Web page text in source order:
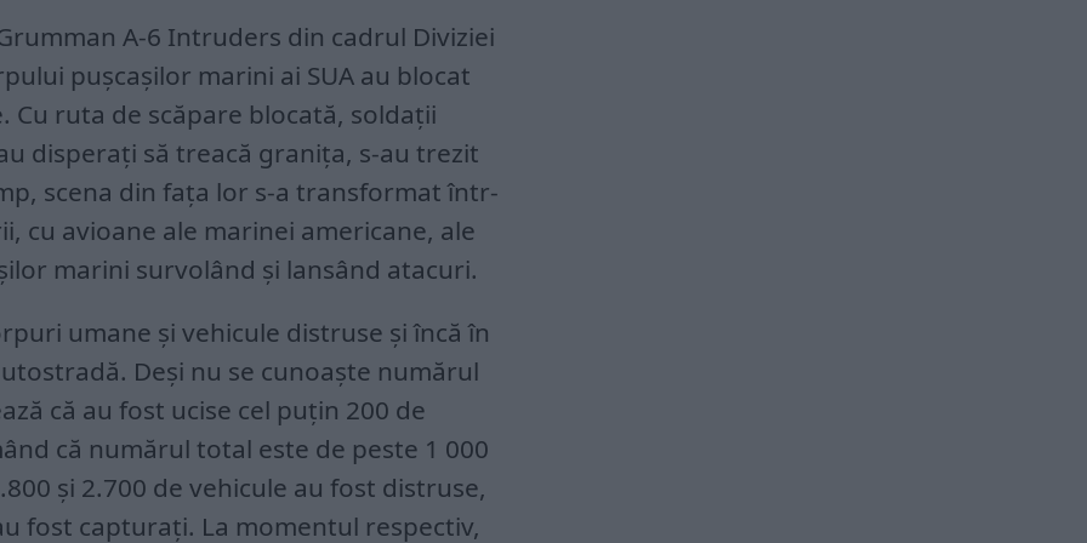
A-6 Intruders din cadrul Diviziei
pușcașilor marini ai SUA au blocat
Cu ruta de scăpare blocată, soldații
disperați să treacă granița, s-au trezit
scena din fața lor s-a transformat într-
cu avioane ale marinei americane, ale
marini survolând și lansând atacuri.
umane și vehicule distruse și încă în
Deși nu se cunoaște numărul
că au fost ucise cel puțin 200 de
că numărul total este de peste 1 000
și 2.700 de vehicule au fost distruse,
fost capturați. La momentul respectiv,